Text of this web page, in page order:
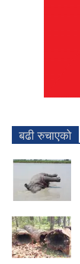
बढी रुचाएको